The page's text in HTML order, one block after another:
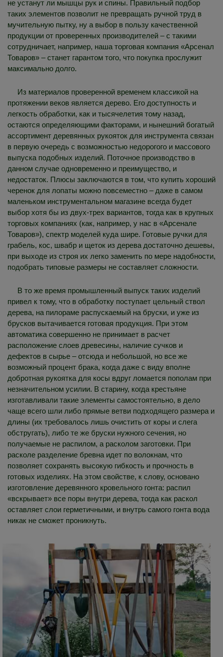
не устанут ли мышцы рук и спины. Правильный подбор
таких элементов позволит не превращать ручной труд в
мучительную пытку, ну а выбор в пользу качественной
продукции от проверенных производителей – с такими
сотрудничает, например, наша торговая компания «Арсенал
Товаров» – станет гарантом того, что покупка прослужит
максимально долго.
Из материалов проверенной временем классикой на
протяжении веков является дерево. Его доступность и
легкость обработки, как и тысячелетия тому назад,
остаются определяющими факторами, и нынешний богатый
ассортимент деревянных рукояток для инструмента связан
в первую очередь с возможностью недорогого и массового
выпуска подобных изделий. Поточное производство в
данном случае одновременно и преимущество, и
недостаток. Плюсы заключаются в том, что купить хороший
черенок для лопаты можно повсеместно – даже в самом
маленьком инструментальном магазине всегда будет
выбор хотя бы из двух-трех вариантов, тогда как в крупных
торговых компаниях (как, например, у нас в «Арсенале
Товаров»), спектр моделей куда шире. Готовые ручки для
грабель, кос, швабр и щеток из дерева достаточно дешевы,
при выходе из строя их легко заменить по мере надобности,
подобрать типовые размеры не составляет сложности.
В то же время промышленный выпуск таких изделий
привел к тому, что в обработку поступает цельный ствол
дерева, на пилораме распускаемый на бруски, и уже из
брусков вытачивается готовая продукция. При этом
автоматика совершенно не принимает в расчет
расположение слоев древесины, наличие сучков и
дефектов в сырье – отсюда и небольшой, но все же
возможный процент брака, когда даже с виду вполне
добротная рукоятка для косы вдруг ломается пополам при
незначительном усилии. В старину, когда крестьяне
изготавливали такие элементы самостоятельно, в дело
чаще всего шли либо прямые ветви подходящего размера и
длины (их требовалось лишь очистить от коры и слега
обстругать), либо те же бруски нужного сечения, но
получаемые не распилом, а расколом заготовки. При
расколе разделение бревна идет по волокнам, что
позволяет сохранять высокую гибкость и прочность в
готовых изделиях. На этом свойстве, к слову, основано
изготовление деревянного кровельного гонта: распил
«вскрывает» все поры внутри дерева, тогда как раскол
оставляет слои герметичными, и внутрь самого гонта вода
никак не сможет проникнуть.